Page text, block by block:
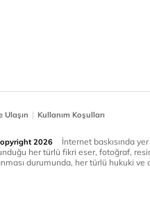
Ulaşın | Kullanım Koşulları
2026
İnternet baskısında
her türlü fikri eser, fotoğraf,
durumunda, her türlü hukuki